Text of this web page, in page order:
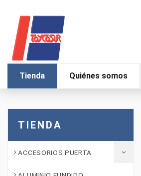
Tienda Quiénes somos
TIENDA
ACCESORIOS PUERTA